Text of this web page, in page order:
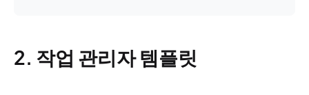
2. 작업 관리자 템플릿